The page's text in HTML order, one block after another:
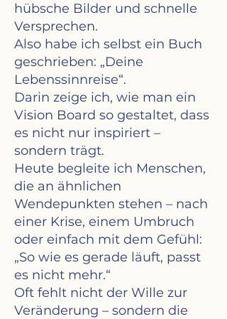
hübsche Bilder und schnelle
Versprechen.
Also habe ich selbst ein Buch
geschrieben: „Deine
Lebenssinnreise“.
Darin zeige ich, wie man ein
Vision Board so gestaltet, dass
es nicht nur inspiriert –
sondern trägt.
Heute begleite ich Menschen,
die an ähnlichen
Wendepunkten stehen – nach
einer Krise, einem Umbruch
oder einfach mit dem Gefühl:
„So wie es gerade läuft, passt
es nicht mehr.“
Oft fehlt nicht der Wille zur
Veränderung – sondern die